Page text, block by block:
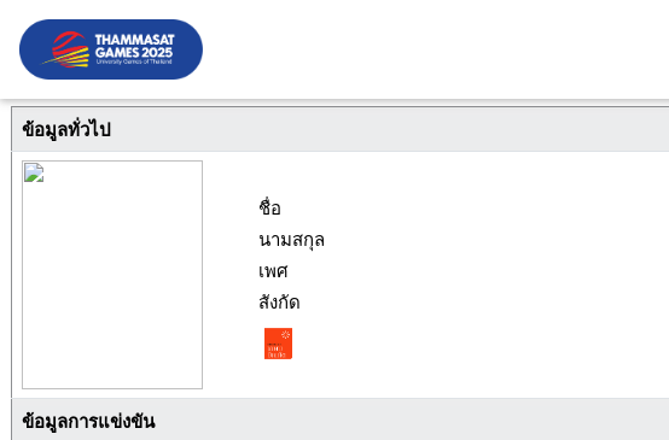
ข้อมูลทั่วไป
ชื่อ
นามสกุล
เพศ
สังกัด
ข้อมูลการแข่งขัน